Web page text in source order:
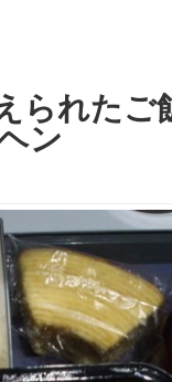
られたご
ン